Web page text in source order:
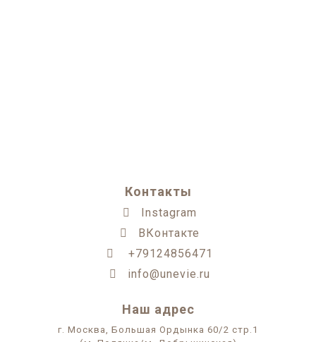
Контакты
Instagram
ВКонтакте
+79124856471
info@unevie.ru
Наш адрес
г. Москва, Большая Ордынка 60/2 стр.1